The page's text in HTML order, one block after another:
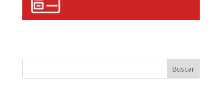
Buscar